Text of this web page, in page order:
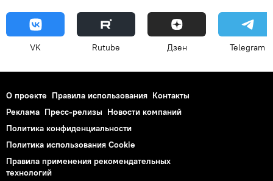
VK Rutube Дзен Telegram
О проекте Правила использования Контакты
Реклама Пресс-релизы Новости компаний
Политика конфиденциальности
Политика использования Cookie
Правила применения рекомендательных
технологий